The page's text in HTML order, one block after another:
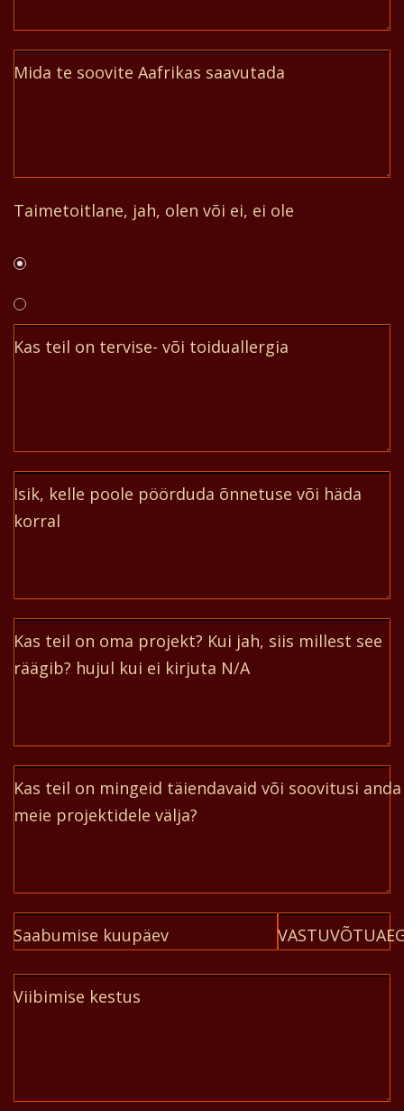
Mida te soovite Aafrikas saavutada
Taimetoitlane, jah, olen või ei, ei ole
Kas teil on tervise- või toiduallergia
Isik, kelle poole pöörduda õnnetuse või häda
korral
Kas teil on oma projekt? Kui jah, siis millest see
räägib? hujul kui ei kirjuta N/A
Kas teil on mingeid täiendavaid või soovitusi anda
meie projektidele välja?
Saabumise kuupäev
Viibimise kestus